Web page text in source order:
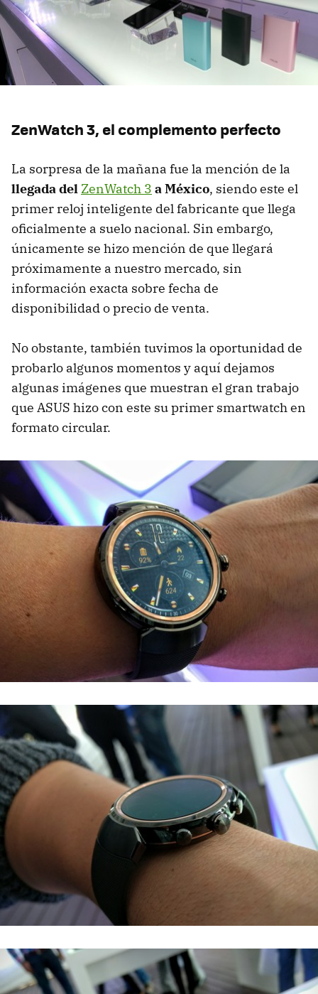
ZenWatch 3, el complemento perfecto
La sorpresa de la mañana fue la mención de la
llegada del ZenWatch 3 a México, siendo este el
primer reloj inteligente del fabricante que llega
oficialmente a suelo nacional. Sin embargo,
únicamente se hizo mención de que llegará
próximamente a nuestro mercado, sin
información exacta sobre fecha de
disponibilidad o precio de venta.
No obstante, también tuvimos la oportunidad de
probarlo algunos momentos y aquí dejamos
algunas imágenes que muestran el gran trabajo
que ASUS hizo con este su primer smartwatch en
formato circular.